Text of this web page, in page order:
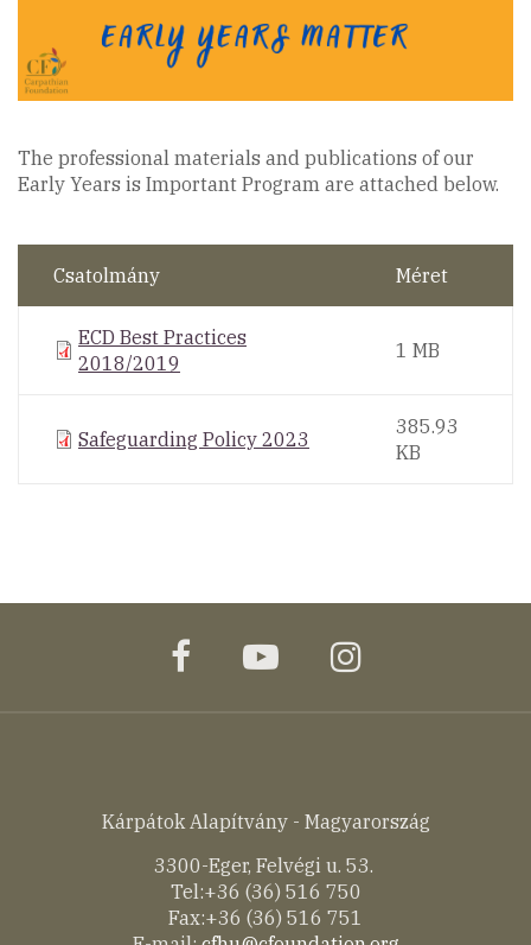
The professional materials and publications of our
Early Years is Important Program are attached below.
Csatolmány Méret
ECD Best Practices
2018/2019
1 MB
Safeguarding Policy 2023
385.93
KB
facebookyoutubeinstagram
Kárpátok Alapítvány - Magyarország
3300-Eger, Felvégi u. 53.
Tel:+36 (36) 516 750
Fax:+36 (36) 516 751